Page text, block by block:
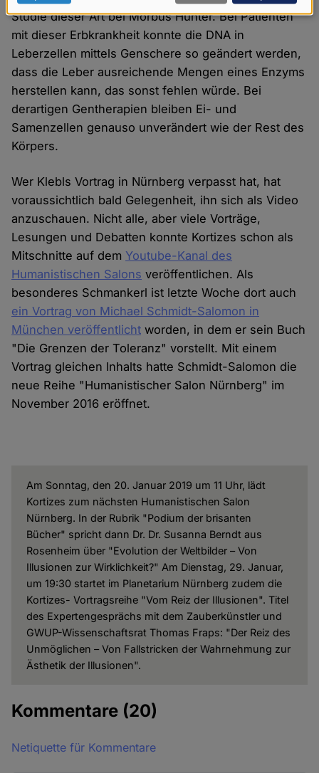
Studie dieser Art bei Morbus Hunter. Bei Patienten
mit dieser Erbkrankheit konnte die DNA in
Leberzellen mittels Genschere so geändert werden,
dass die Leber ausreichende Mengen eines Enzyms
herstellen kann, das sonst fehlen würde. Bei
derartigen Gentherapien bleiben Ei- und
Samenzellen genauso unverändert wie der Rest des
Körpers.
Wer Klebls Vortrag in Nürnberg verpasst hat, hat
voraussichtlich bald Gelegenheit, ihn sich als Video
anzuschauen. Nicht alle, aber viele Vorträge,
Lesungen und Debatten konnte Kortizes schon als
Mitschnitte auf dem Youtube-Kanal des
Humanistischen Salons veröffentlichen. Als
besonderes Schmankerl ist letzte Woche dort auch
ein Vortrag von Michael Schmidt-Salomon in
München veröffentlicht worden, in dem er sein Buch
"Die Grenzen der Toleranz" vorstellt. Mit einem
Vortrag gleichen Inhalts hatte Schmidt-Salomon die
neue Reihe "Humanistischer Salon Nürnberg" im
November 2016 eröffnet.
Am Sonntag, den 20. Januar 2019 um 11 Uhr, lädt
Kortizes zum nächsten Humanistischen Salon
Nürnberg. In der Rubrik "Podium der brisanten
Bücher" spricht dann Dr. Dr. Susanna Berndt aus
Rosenheim über "Evolution der Weltbilder – Von
Illusionen zur Wirklichkeit?" Am Dienstag, 29. Januar,
um 19:30 startet im Planetarium Nürnberg zudem die
Kortizes- Vortragsreihe "Vom Reiz der Illusionen". Titel
des Expertengesprächs mit dem Zauberkünstler und
GWUP-Wissenschaftsrat Thomas Fraps: "Der Reiz des
Unmöglichen – Von Fallstricken der Wahrnehmung zur
Ästhetik der Illusionen".
Kommentare (20)
Netiquette für Kommentare
Daten
und
Cookies